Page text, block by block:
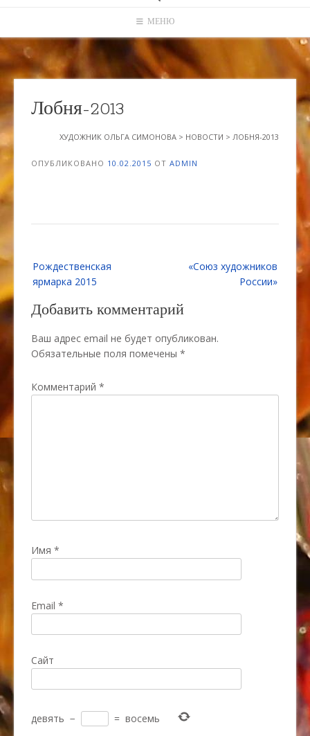
МЕНЮ
Лобня-2013
ХУДОЖНИК ОЛЬГА СИМОНОВА > НОВОСТИ > ЛОБНЯ-2013
ОПУБЛИКОВАНО 10.02.2015 ОТ ADMIN
по
записям
Рождественская
ярмарка 2015
«Союз художников
России»
Добавить комментарий
Ваш адрес email не будет опубликован.
Обязательные поля помечены *
Комментарий *
Имя *
Email *
Сайт
девять − = восемь